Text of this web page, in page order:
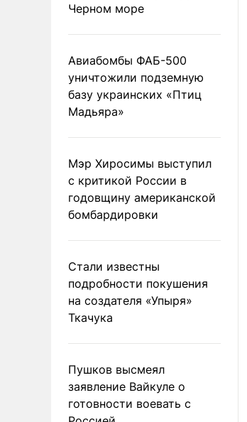
Черном море
Авиабомбы ФАБ-500
уничтожили подземную
базу украинских «Птиц
Мадьяра»
Мэр Хиросимы выступил
с критикой России в
годовщину американской
бомбардировки
Стали известны
подробности покушения
на создателя «Упыря»
Ткачука
Пушков высмеял
заявление Вайкуле о
готовности воевать с